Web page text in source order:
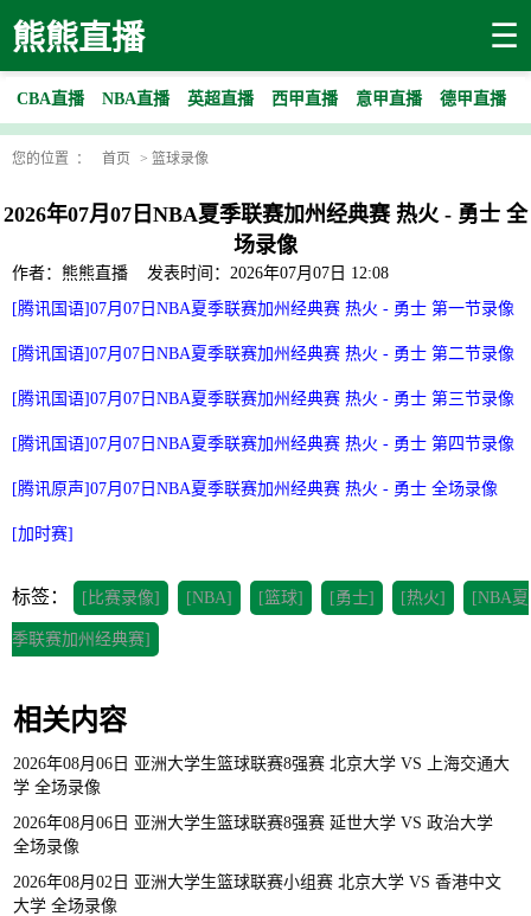
熊熊直播 ☰
CBA直播 NBA直播 英超直播 西甲直播 意甲直播 德甲直播
您的位置 ： 首页 > 篮球录像
2026年07月07日NBA夏季联赛加州经典赛 热火 - 勇士 全
场录像
作者：熊熊直播
发表时间：2026年07月07日 12:08
[腾讯国语]07月07日NBA夏季联赛加州经典赛 热火 - 勇士 第一节录像
[腾讯国语]07月07日NBA夏季联赛加州经典赛 热火 - 勇士 第二节录像
[腾讯国语]07月07日NBA夏季联赛加州经典赛 热火 - 勇士 第三节录像
[腾讯国语]07月07日NBA夏季联赛加州经典赛 热火 - 勇士 第四节录像
[腾讯原声]07月07日NBA夏季联赛加州经典赛 热火 - 勇士 全场录像
[加时赛]
标签： [比赛录像] [NBA] [篮球] [勇士] [热火] [NBA夏
季联赛加州经典赛]
相关内容
2026年08月06日 亚洲大学生篮球联赛8强赛 北京大学 VS 上海交通大
学 全场录像
2026年08月06日 亚洲大学生篮球联赛8强赛 延世大学 VS 政治大学
全场录像
2026年08月02日 亚洲大学生篮球联赛小组赛 北京大学 VS 香港中文
大学 全场录像